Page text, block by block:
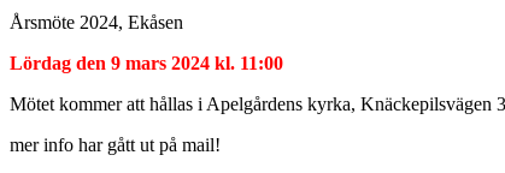
Årsmöte 2024, Ekåsen
Lördag den 9 mars 2024 kl. 11:00
Mötet kommer att hållas i Apelgårdens kyrka, Knäckepilsvägen
mer info har gått ut på mail!